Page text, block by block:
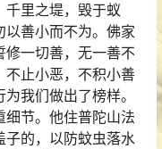
千里之堤，毁于蚁
以善小而不为。佛家
修一切善，无一善不
不止小恶，不积小善
我们做出了榜样。
细节。他住普陀山法
子的，以防蚊虫落水